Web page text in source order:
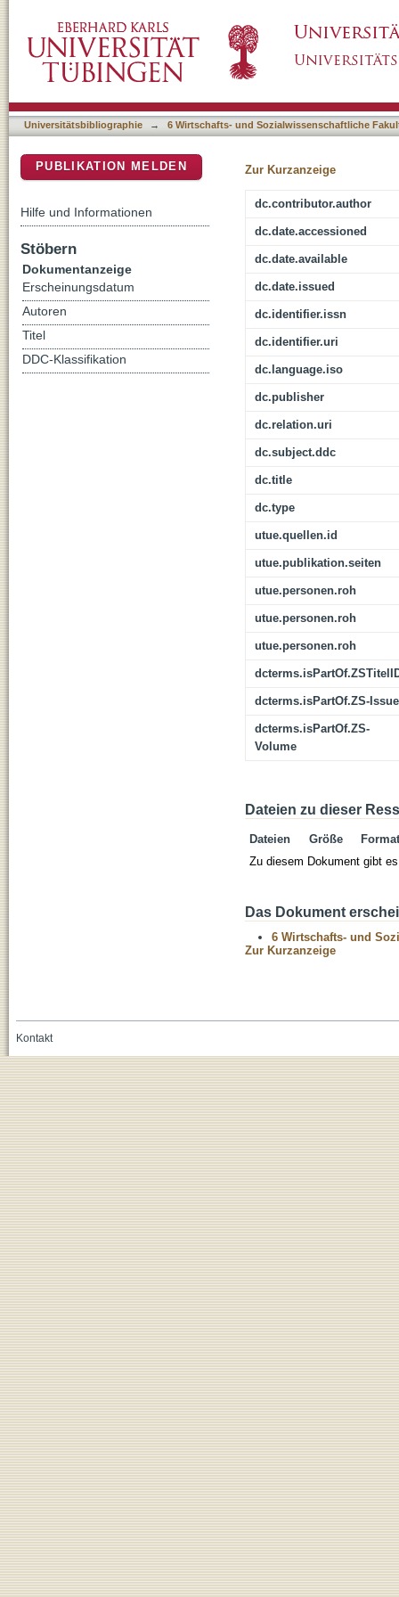
Universitätsbibliographie → 6 Wirtschafts- und Sozialwissenschaftliche
Zur Kurzanzeige
dc.contributor.author
dc.date.accessioned
dc.date.available
dc.date.issued
dc.identifier.issn
dc.identifier.uri
dc.language.iso
dc.publisher
dc.relation.uri
dc.subject.ddc
dc.title
dc.type
utue.quellen.id
utue.publikation.seiten
utue.personen.roh
utue.personen.roh
utue.personen.roh
dcterms.isPartOf.ZS-Issue
dcterms.isPartOf.ZS-
Volume
Dateien zu dieser
Dateien Größe
Format
Zu diesem Dokument gibt
Das Dokument
6 Wirtschafts- und
Zur Kurzanzeige
PUBLIKATION MELDEN
Hilfe und Informationen
Stöbern
Dokumentanzeige
Erscheinungsdatum
Autoren
Titel
DDC-Klassifikation
Kontakt